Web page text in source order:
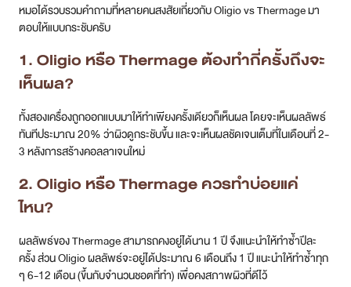
หมอได้รวบรวมคำถามที่หลายคนสงสัยเกี่ยวกับ Oligio vs Thermage มา
ตอบให้แบบกระชับครับ
1. Oligio หรือ Thermage ต้องทำกี่ครั้งถึงจะ
เห็นผล?
ทั้งสองเครื่องถูกออกแบบมาให้ทำเพียงครั้งเดียวก็เห็นผล โดยจะเห็นผลลัพธ์
ทันทีประมาณ 20% ว่าผิวดูกระชับขึ้น และจะเห็นผลชัดเจนเต็มที่ในเดือนที่ 2-
3 หลังการสร้างคอลลาเจนใหม่
2. Oligio หรือ Thermage ควรทำบ่อยแค่
ไหน?
ผลลัพธ์ของ Thermage สามารถคงอยู่ได้นาน 1 ปี จึงแนะนำให้ทำซ้ำปีละ
ครั้ง ส่วน Oligio ผลลัพธ์จะอยู่ได้ประมาณ 6 เดือนถึง 1 ปี แนะนำให้ทำซ้ำทุก
ๆ 6-12 เดือน (ขึ้นกับจำนวนชอตที่ทำ) เพื่อคงสภาพผิวที่ดีไว้